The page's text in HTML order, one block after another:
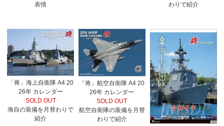
表情
わりで紹介
「将」海上自衛隊 A4 20
26年 カレンダー
SOLD OUT
海自の装備を月替わりで
紹介
「将」航空自衛隊 A4 20
26年 カレンダー
SOLD OUT
航空自衛隊の装備を月替
わりで紹介